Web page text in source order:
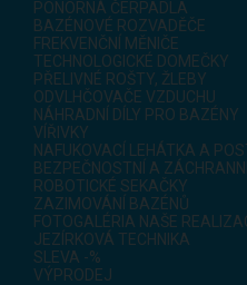
PONORNÁ ČERPADLA
BAZÉNOVÉ ROZVADĚČE
FREKVENČNÍ MĚNIČE
TECHNOLOGICKÉ DOMEČKY
PŘELIVNÉ ROŠTY, ŽLEBY
ODVLHČOVAČE VZDUCHU
NÁHRADNÍ DÍLY PRO BAZÉNY
VÍŘIVKY
NAFUKOVACÍ LEHÁTKA A
BEZPEČNOSTNÍ A
ROBOTICKÉ SEKAČKY
ZAZIMOVÁNÍ BAZÉNŮ
FOTOGALÉRIA NAŠE
JEZÍRKOVÁ TECHNIKA
SLEVA -%
VÝPRODEJ